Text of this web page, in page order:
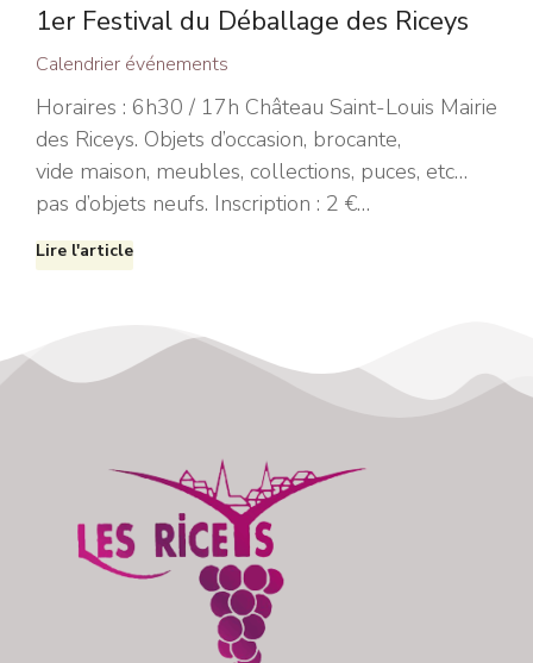
1er Festival du Déballage des Riceys
Calendrier événements
Horaires : 6h30 / 17h Château Saint-Louis Mairie
des Riceys. Objets d’occasion, brocante,
vide maison, meubles, collections, puces, etc…
pas d’objets neufs. Inscription : 2 €…
Lire l'article